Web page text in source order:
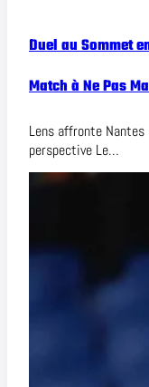
Duel au Sommet
Match à Ne Pas
Lens affronte Nantes
perspective Le…